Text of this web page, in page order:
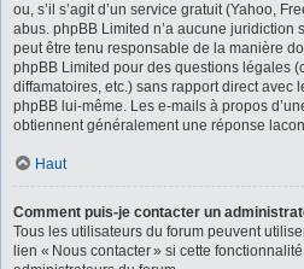
ou, s’il s’agit d’un service gratuit (Yahoo,
abus. phpBB Limited n’a aucune juridiction
peut être tenu responsable de la manière
phpBB Limited pour des questions légales
diffamatoires, etc.) sans rapport direct avec
phpBB lui-même. Les e-mails à propos
obtiennent généralement une réponse
Haut
Comment puis-je contacter un
Tous les utilisateurs du forum peuvent
lien « Nous contacter » si cette